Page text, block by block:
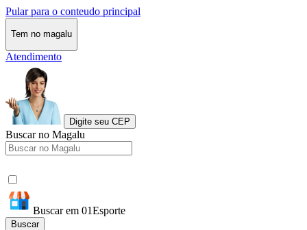
Pular para o conteudo principal
Tem no magalu
Atendimento
Digite seu CEP
Buscar no Magalu
Buscar em 01Esporte
Buscar